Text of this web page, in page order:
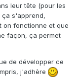
leur tête (pour les
ça s'apprend,
on fonctionne et que
façon, ça permet
de développer ce
j'adhère